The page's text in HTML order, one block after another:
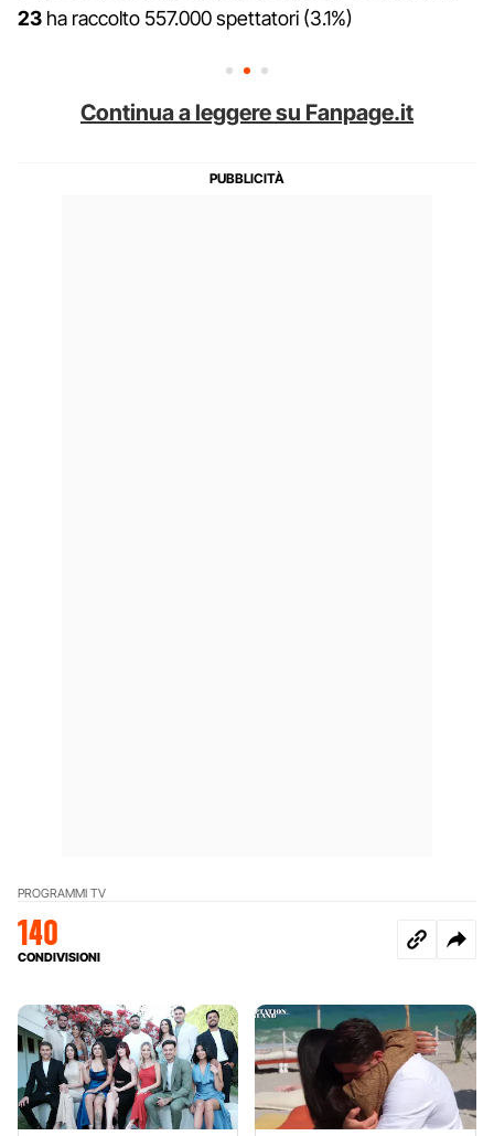
23 ha raccolto 557.000 spettatori (3.1%)
Continua a leggere su Fanpage.it
PROGRAMMI TV
140
CONDIVISIONI